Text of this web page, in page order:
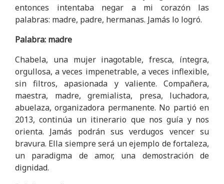
entonces intentaba negar a mi corazón las
palabras: madre, padre, hermanas. Jamás lo logró.
Palabra: madre
Chabela, una mujer inagotable, fresca, íntegra,
orgullosa, a veces impenetrable, a veces inflexible,
sin filtros, apasionada y valiente. Compañera,
maestra, madre, gremialista, presa, luchadora,
abuelaza, organizadora permanente. No partió en
2013, continúa un itinerario que nos guía y nos
orienta. Jamás podrán sus verdugos vencer su
bravura. Ella siempre será un ejemplo de fortaleza,
un paradigma de amor, una demostración de
dignidad.